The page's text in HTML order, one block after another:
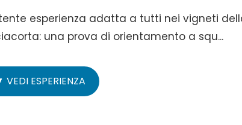
esperienza adatta a tutti nei vigneti
una prova di orientamento a squ...
VEDI ESPERIENZA